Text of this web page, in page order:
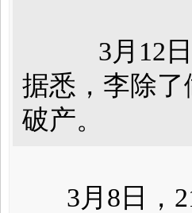
3月12日
据悉，李除
破产。
3月8日，21